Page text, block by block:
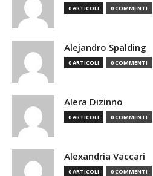
0 ARTICOLI 0 COMMENTI
Alejandro Spalding
0 ARTICOLI 0 COMMENTI
Alera Dizinno
0 ARTICOLI 0 COMMENTI
Alexandria Vaccari
0 ARTICOLI 0 COMMENTI